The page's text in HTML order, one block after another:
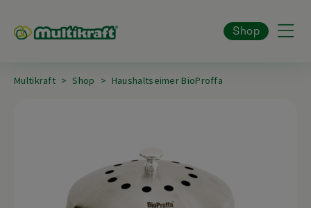
Shop
Multikraft Shop Haushaltseimer BioProffa